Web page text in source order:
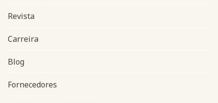
Navegação do rodapé
Revista
Carreira
Blog
Fornecedores